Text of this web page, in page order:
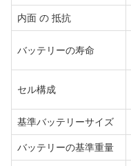
内面 の 抵抗
バッテリーの寿命
セル構成
基準バッテリーサイズ
バッテリーの基準重量